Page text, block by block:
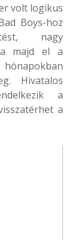
volt logikus
Boys-hoz
nagy
majd el a
Hivatalos
a
a